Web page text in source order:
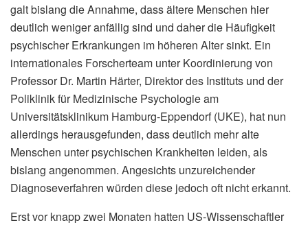
galt bislang die Annahme, dass ältere Menschen hier
deutlich weniger anfällig sind und daher die Häufigkeit
psychischer Erkrankungen im höheren Alter sinkt. Ein
internationales Forscherteam unter Koordinierung von
Professor Dr. Martin Härter, Direktor des Instituts und der
Poliklinik für Medizinische Psychologie am
Universitätsklinikum Hamburg-Eppendorf (UKE), hat nun
allerdings herausgefunden, dass deutlich mehr alte
Menschen unter psychischen Krankheiten leiden, als
bislang angenommen. Angesichts unzureichender
Diagnoseverfahren würden diese jedoch oft nicht erkannt.
Erst vor knapp zwei Monaten hatten US-Wissenschaftler